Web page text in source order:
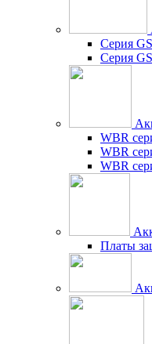
Серия GS
Серия
WBR
WBR
WBR
Платы